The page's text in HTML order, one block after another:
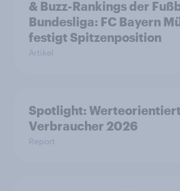
& Buzz-Rankings der
Bundesliga: FC Bayern
festigt Spitzenposition
Artikel
Spotlight:
Verbraucher 2026
Report